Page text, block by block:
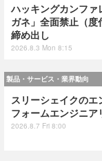
ハッキングカンフ
ガネ」全面禁止（
締め出し
2026.8.3 Mon 8:15
製品・サービス・業界動向
スリーシェイクの
フォームエンジニ
2026.8.7 Fri 8:00